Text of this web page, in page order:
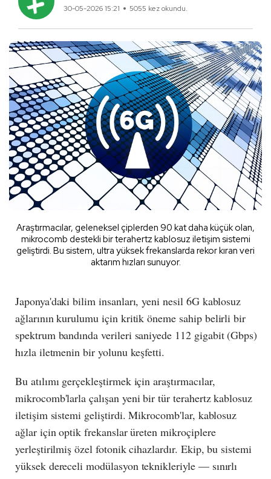
30-05-2026 15:21 5055 kez okundu.
Araştırmacılar, geleneksel çiplerden 90 kat daha küçük olan,
mikrocomb destekli bir terahertz kablosuz iletişim sistemi
geliştirdi. Bu sistem, ultra yüksek frekanslarda rekor kıran veri
aktarım hızları sunuyor.
Japonya'daki bilim insanları, yeni nesil 6G kablosuz
ağlarının kurulumu için kritik öneme sahip belirli bir
spektrum bandında verileri saniyede 112 gigabit (Gbps)
hızla iletmenin bir yolunu keşfetti.
Bu atılımı gerçekleştirmek için araştırmacılar,
mikrocomb'larla çalışan yeni bir tür terahertz kablosuz
iletişim sistemi geliştirdi. Mikrocomb'lar, kablosuz
ağlar için optik frekanslar üreten mikroçiplere
yerleştirilmiş özel fotonik cihazlardır. Ekip, bu sistemi
yüksek dereceli modülasyon teknikleriyle — sınırlı